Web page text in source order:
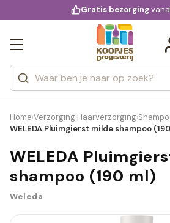
voor 20:00 uur
Gratis bezorging
Zoeken
Categorieën
Merken
Home›Verzorging›Haarverzorging›
WELEDA Pluimgierst milde shampoo
WELEDA
shampoo (190 ml)
Weleda